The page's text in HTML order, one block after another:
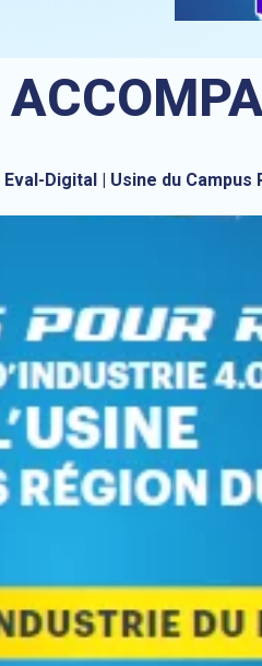
Digital | Usine du Campus